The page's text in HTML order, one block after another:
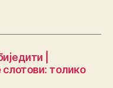
|
толико